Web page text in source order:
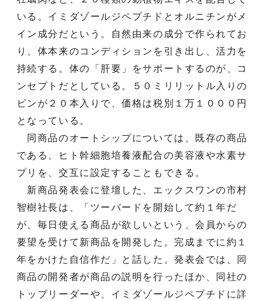
いる。イミダゾールジペプチドとオルニチンがメ
イン成分だという。自然由来の成分で作られてお
り、体本来のコンディションを引き出し、活力を
持続する。体の「肝要」をサポートするのが、コ
ンセプトだとしている。５０ミリリットル入りの
ビンが２０本入りで、価格は税別１万１０００円
となっている。
同商品のオートシップについては、既存の商品
である、ヒト幹細胞培養液配合の美容液や水素サ
プリを、交互に設定することもできる。
新商品発表会に登壇した、エックスワンの市村
智樹社長は、「ツーバードを開始して約１年だ
が、毎日使える商品が欲しいという、会員からの
要望を受けて新商品を開発した。完成までに約１
年をかけた自信作だ」と話した。発表会では、同
商品の開発者が商品の説明を行ったほか、同社の
トップリーダーや、イミダゾールジペプチドに詳